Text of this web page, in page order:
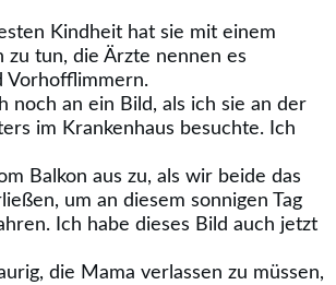
Kindheit hat sie mit einem
zu tun, die Ärzte nennen es
Vorhofflimmern.
noch an ein Bild, als ich sie an der
im Krankenhaus besuchte. Ich
Balkon aus zu, als wir beide das
um an diesem sonnigen Tag
Ich habe dieses Bild auch jetzt
die Mama verlassen zu müssen,